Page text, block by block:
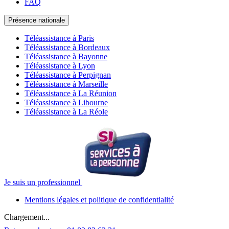
FAQ
Présence nationale
Téléassistance à Paris
Téléassistance à Bordeaux
Téléassistance à Bayonne
Téléassistance à Lyon
Téléassistance à Perpignan
Téléassistance à Marseille
Téléassistance à La Réunion
Téléassistance à Libourne
Téléassistance à La Réole
Je suis un professionnel
Mentions légales et politique de confidentialité
Chargement...